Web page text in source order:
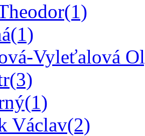
(1)
(1)
Vyleťalová
(3)
(1)
Václav(2)